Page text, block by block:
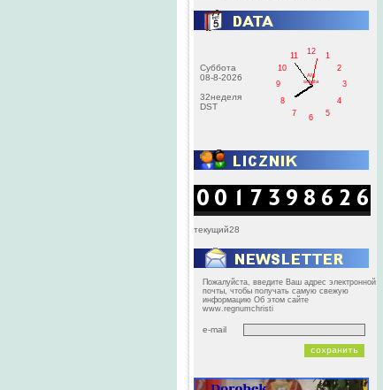
Суббота
08-8-2026
32неделя
DST
1
2
3
4
5
6
7
8
9
10
11
12
AM
sobota
текущий28
Пожалуйста, введите Ваш адрес электронной
почты, чтобы получать самую свежую
информацию Об этом сайте
www.regnumchristi
e-mail